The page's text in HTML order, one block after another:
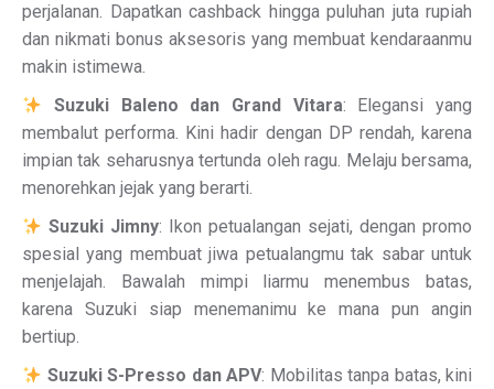
perjalanan. Dapatkan cashback hingga puluhan juta rupiah
dan nikmati bonus aksesoris yang membuat kendaraanmu
makin istimewa.
Suzuki Baleno dan Grand Vitara: Elegansi yang
membalut performa. Kini hadir dengan DP rendah, karena
impian tak seharusnya tertunda oleh ragu. Melaju bersama,
menorehkan jejak yang berarti.
Suzuki Jimny: Ikon petualangan sejati, dengan promo
spesial yang membuat jiwa petualangmu tak sabar untuk
menjelajah. Bawalah mimpi liarmu menembus batas,
karena Suzuki siap menemanimu ke mana pun angin
bertiup.
Suzuki S-Presso dan APV: Mobilitas tanpa batas, kini